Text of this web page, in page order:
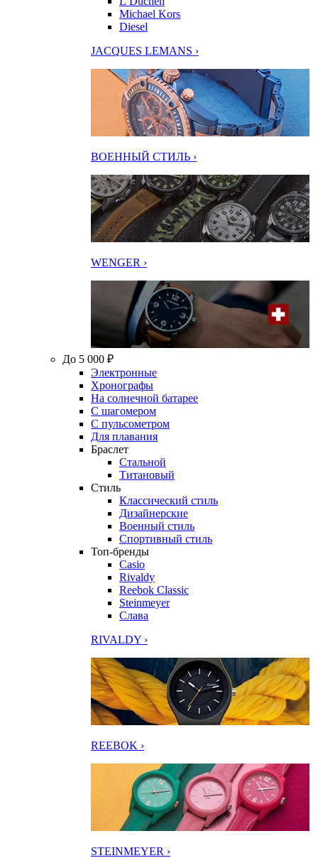
Michael Kors
Diesel
JACQUES LEMANS ›
ВОЕННЫЙ СТИЛЬ ›
WENGER ›
До 5 000 ₽
Электронные
Хронографы
На солнечной батарее
С шагомером
С пульсометром
Для плавания
Браслет
Стальной
Титановый
Стиль
Классический стиль
Дизайнерские
Военный стиль
Спортивный стиль
Топ-бренды
Casio
Rivaldy
Reebok Classic
Steinmeyer
Слава
RIVALDY ›
REEBOK ›
STEINMEYER ›